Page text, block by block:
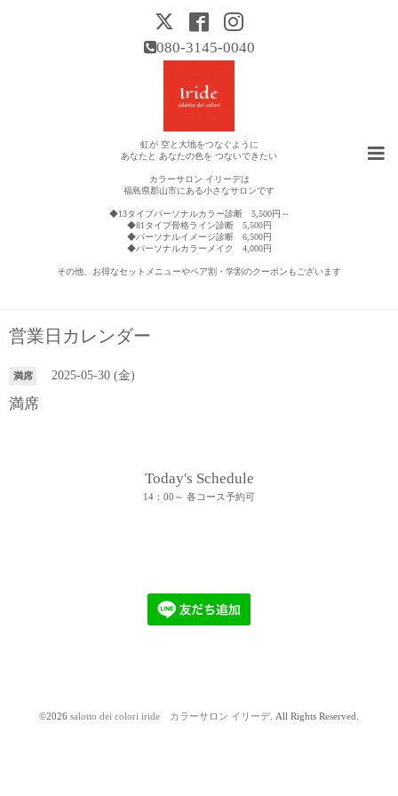
080-3145-0040
虹が 空と大地をつなぐように
あなたと あなたの色を つないできたい
カラーサロン イリーデは
福島県郡山市にある小さなサロンです
◆13タイプパーソナルカラー診断 5,500円～
◆81タイプ骨格ライン診断 5,500円
◆パーソナルイメージ診断 6,500円
◆パーソナルカラーメイク 4,000円
その他、お得なセットメニューやペア割・学割のクーポンもございます
営業日カレンダー
満席 2025-05-30 (金)
満席
Today's Schedule
14：00～ 各コース予約可
©2026 salotto dei colori iride カラーサロン イリーデ. All Rights Reserved.